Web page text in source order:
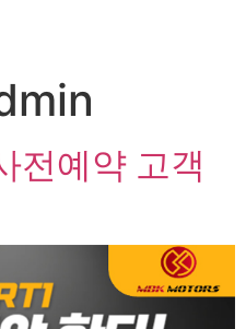
전예약 고객